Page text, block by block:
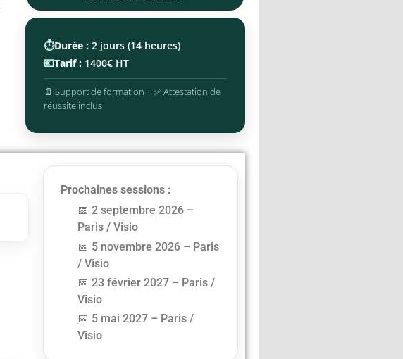
⏱️Durée : 2 jours (14 heures)
💶Tarif : 1400€ HT
📄 Support de formation + ✅ Attestation de
réussite inclus
Prochaines sessions :
2 septembre 2026 –
Paris / Visio
5 novembre 2026 – Paris
/ Visio
23 février 2027 – Paris /
Visio
5 mai 2027 – Paris /
Visio